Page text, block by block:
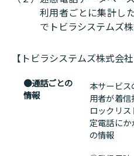
利用者ごとに集計し
でトビラシステムズ
【トビラシステムズ株式会
●通話ごとの
情報
本サービ
用者が着
ロックリ
定電話に
の情報